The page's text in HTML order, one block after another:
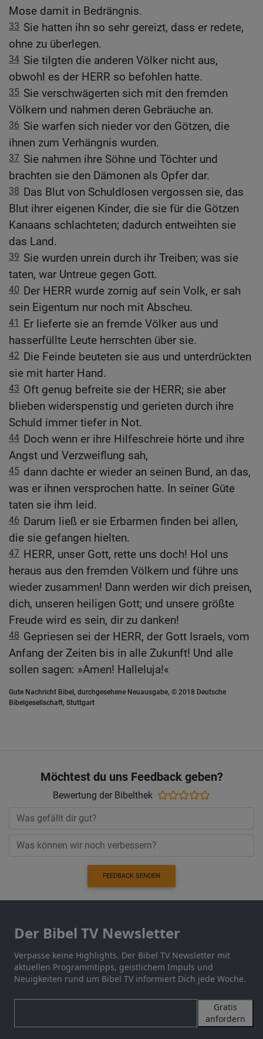
Mose damit in Bedrängnis.
33 Sie hatten ihn so sehr gereizt, dass er redete,
ohne zu überlegen.
34 Sie tilgten die anderen Völker nicht aus,
obwohl es der HERR so befohlen hatte.
35 Sie verschwägerten sich mit den fremden
Völkern und nahmen deren Gebräuche an.
36 Sie warfen sich nieder vor den Götzen, die
ihnen zum Verhängnis wurden.
37 Sie nahmen ihre Söhne und Töchter und
brachten sie den Dämonen als Opfer dar.
38 Das Blut von Schuldlosen vergossen sie, das
Blut ihrer eigenen Kinder, die sie für die Götzen
Kanaans schlachteten; dadurch entweihten sie
das Land.
39 Sie wurden unrein durch ihr Treiben; was sie
taten, war Untreue gegen Gott.
40 Der HERR wurde zornig auf sein Volk, er sah
sein Eigentum nur noch mit Abscheu.
41
Er lieferte sie an fremde Völker aus und
hasserfüllte Leute herrschten über sie.
42 Die Feinde beuteten sie aus und unterdrückten
sie mit harter Hand.
43 Oft genug befreite sie der HERR; sie aber
blieben widerspenstig und gerieten durch ihre
Schuld immer tiefer in Not.
44 Doch wenn er ihre Hilfeschreie hörte und ihre
Angst und Verzweiflung sah,
45 dann dachte er wieder an seinen Bund, an das,
was er ihnen versprochen hatte. In seiner Güte
taten sie ihm leid.
46 Darum ließ er sie Erbarmen finden bei allen,
die sie gefangen hielten.
47 HERR, unser Gott, rette uns doch! Hol uns
heraus aus den fremden Völkern und führe uns
wieder zusammen! Dann werden wir dich preisen,
dich, unseren heiligen Gott; und unsere größte
Freude wird es sein, dir zu danken!
48 Gepriesen sei der HERR, der Gott Israels, vom
Anfang der Zeiten bis in alle Zukunft! Und alle
sollen sagen: »Amen! Halleluja!«
Gute Nachricht Bibel, durchgesehene Neuausgabe, © 2018 Deutsche
Bibelgesellschaft, Stuttgart
Möchtest du uns Feedback geben?
Bewertung der Bibelthek
FEEDBACK SENDEN
Der Bibel TV Newsletter
Verpasse keine Highlights. Der Bibel TV Newsletter mit
aktuellen Programmtipps, geistlichem Impuls und
Neuigkeiten rund um Bibel TV informiert Dich jede Woche.
Gratis
anfordern